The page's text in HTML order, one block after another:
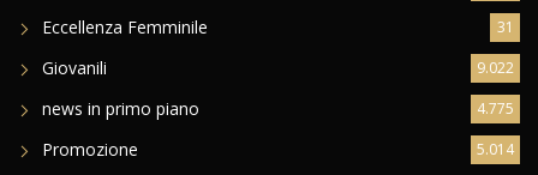
Eccellenza Femminile 31
Giovanili 9.022
news in primo piano 4.775
Promozione 5.014